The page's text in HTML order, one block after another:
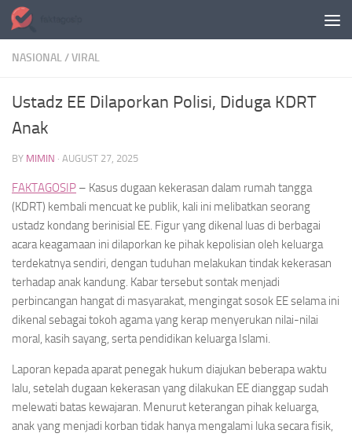
Skip to content
NASIONAL/VIRAL
Ustadz EE Dilaporkan Polisi, Diduga KDRT
Anak
BY MIMIN · AUGUST 27, 2025
FAKTAGOSIP – Kasus dugaan kekerasan dalam rumah tangga
(KDRT) kembali mencuat ke publik, kali ini melibatkan seorang
ustadz kondang berinisial EE. Figur yang dikenal luas di berbagai
acara keagamaan ini dilaporkan ke pihak kepolisian oleh keluarga
terdekatnya sendiri, dengan tuduhan melakukan tindak kekerasan
terhadap anak kandung. Kabar tersebut sontak menjadi
perbincangan hangat di masyarakat, mengingat sosok EE selama ini
dikenal sebagai tokoh agama yang kerap menyerukan nilai-nilai
moral, kasih sayang, serta pendidikan keluarga Islami.
Laporan kepada aparat penegak hukum diajukan beberapa waktu
lalu, setelah dugaan kekerasan yang dilakukan EE dianggap sudah
melewati batas kewajaran. Menurut keterangan pihak keluarga,
anak yang menjadi korban tidak hanya mengalami luka secara fisik,